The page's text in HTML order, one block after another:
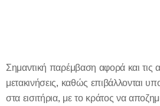
Σημαντική παρέμβαση αφορά και τις
μετακινήσεις, καθώς επιβάλλονται
στα εισιτήρια, με το κράτος να